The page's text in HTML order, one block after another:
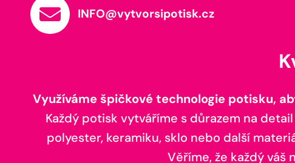
INFO@vytvorsipotisk.cz
Využíváme špičkové technologie potisku,
Každý potisk vytváříme s důrazem na
polyester, keramiku, sklo nebo další
Věříme, že každý váš